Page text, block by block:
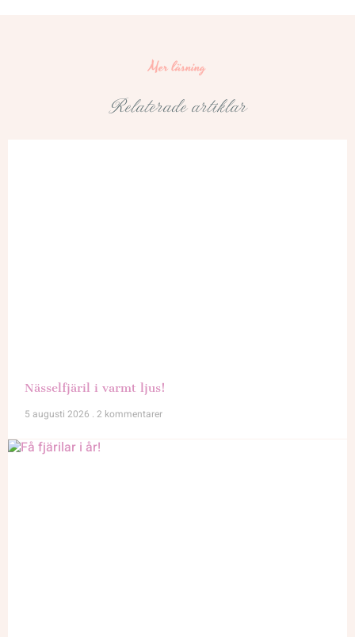
Mer läsning
Relaterade artiklar
Nässelfjäril i varmt ljus!
5 augusti 2026 2 kommentarer